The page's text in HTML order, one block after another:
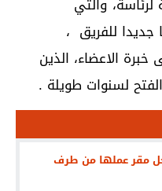
للفريق ،
الاعضاء، الذين
لسنوات طويلة .
مقر عملها من طرف